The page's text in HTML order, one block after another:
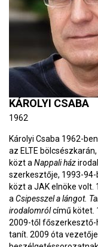
KÁROLYI CSABA
1962
Károlyi Csaba 1962-
az ELTE
közt aNappali ház
szerkesztője, 1993-94-
közt a JAK elnöke
aCsipesszel a lángot.
irodalomrólcímű kötet.
2009-től főszerkesztő-
tanít. 2009 óta